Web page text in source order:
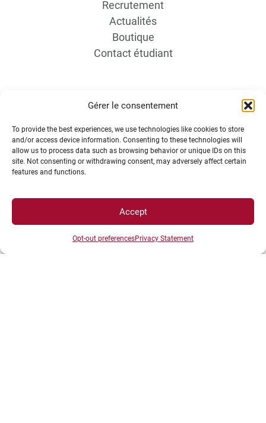
Gérer le consentement
To provide the best experiences, we use technologies like cookies to store
and/or access device information. Consenting to these technologies will
allow us to process data such as browsing behavior or unique IDs on this
site. Not consenting or withdrawing consent, may adversely affect certain
features and functions.
Accept
Opt-out preferencesPrivacy Statement
Recrutement
Actualités
Boutique
Contact étudiant
INFORMATIONS LÉGALES
Plan d’accès des campus
Mentions légales
Données personnelles et gestion des cookies
Gérer mes cookies